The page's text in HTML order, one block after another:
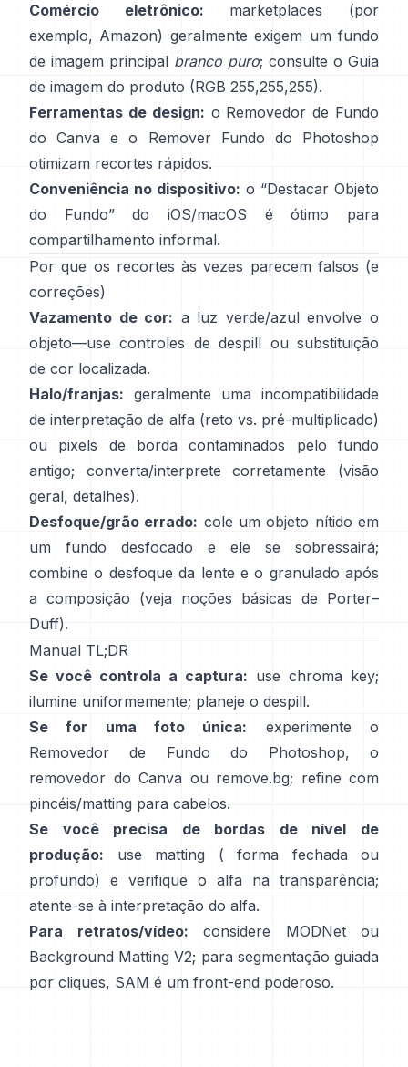
Comércio eletrônico: marketplaces (por
exemplo, Amazon) geralmente exigem um fundo
de imagem principal branco puro; consulte o Guia
de imagem do produto (RGB 255,255,255).
Ferramentas de design: o Removedor de Fundo
do Canva e o
Remover Fundo do Photoshop
otimizam recortes rápidos.
Conveniência no dispositivo: o “Destacar Objeto
do Fundo” do iOS/macOS é ótimo para
compartilhamento informal.
Por que os recortes às vezes parecem falsos (e
correções)
Vazamento de cor: a luz verde/azul envolve o
objeto—use controles de despill ou substituição
de cor localizada.
Halo/franjas: geralmente uma incompatibilidade
de interpretação de alfa (reto vs. pré-multiplicado)
ou pixels de borda contaminados pelo fundo
antigo; converta/interprete corretamente
(visão
geral, detalhes).
Desfoque/grão errado: cole um objeto nítido em
um fundo desfocado e ele se sobressairá;
combine o desfoque da lente e o granulado após
a composição (veja noções básicas de Porter–
Duff).
Manual TL;DR
Se você controla a captura: use chroma key;
ilumine uniformemente; planeje o despill.
Se for uma foto única: experimente o
Removedor de Fundo do Photoshop,
o
removedor do Canva ou remove.bg; refine com
pincéis/matting para cabelos.
Se você precisa de bordas de nível de
produção: use matting ( forma fechada
ou
profundo) e verifique o alfa na transparência;
atente-se à interpretação do alfa.
Para retratos/vídeo: considere MODNetou
Background Matting V2; para segmentação guiada
por cliques, SAM é um front-end poderoso.